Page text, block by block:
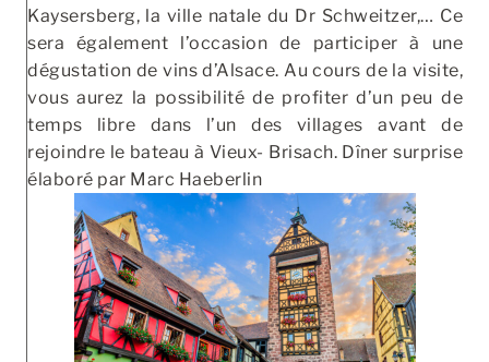
Kaysersberg, la ville natale du Dr Schweitzer,… Ce
sera également l’occasion de participer à une
dégustation de vins d’Alsace. Au cours de la visite,
vous aurez la possibilité de profiter d’un peu de
temps libre dans l’un des villages avant de
rejoindre le bateau à Vieux- Brisach. Dîner surprise
élaboré par Marc Haeberlin